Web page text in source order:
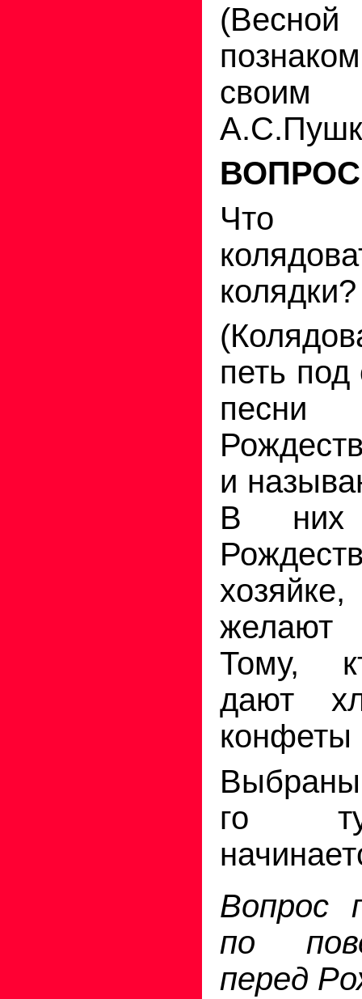
(Весной
своим
Что
колядки?
петь
песни
и
В них
Тому,
дают
конфеты
го
Вопрос
по
перед